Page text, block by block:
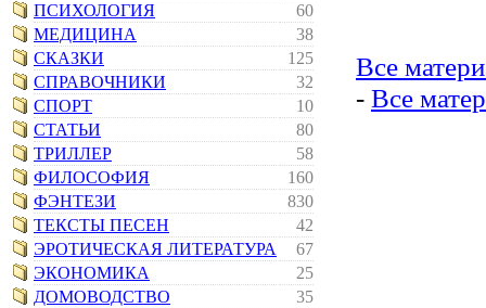
ПСИХОЛОГИЯ
60
МЕДИЦИНА
38
СКАЗКИ
125
СПРАВОЧНИКИ
32
СПОРТ
10
СТАТЬИ
80
ТРИЛЛЕР
58
ФИЛОСОФИЯ
160
ФЭНТЕЗИ
830
ТЕКСТЫ ПЕСЕН
42
ЭРОТИЧЕСКАЯ ЛИТЕРАТУРА
67
ЭКОНОМИКА
25
ДОМОВОДСТВО
35
Все
- Все